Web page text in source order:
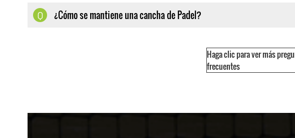
Q ¿Cómo se mantiene una cancha de Padel?
Haga clic para ver más
frecuentes